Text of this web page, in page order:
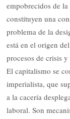
empobrecidos de
constituyen una
problema de la
está en el origen
procesos de crisis
El capitalismo se
imperialista, que
a la cacería
laboral. Son